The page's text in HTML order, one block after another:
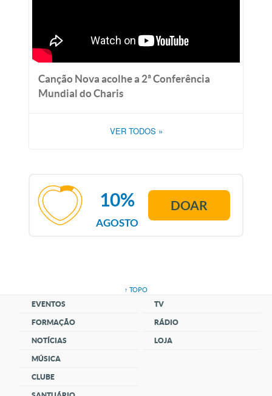
Canção Nova acolhe a 2ª Conferência
Mundial do Charis
VER TODOS »
AGOSTO
10% DOAR
↑ TOPO
EVENTOS
FORMAÇÃO
NOTÍCIAS
MÚSICA
CLUBE
TV
RÁDIO
LOJA